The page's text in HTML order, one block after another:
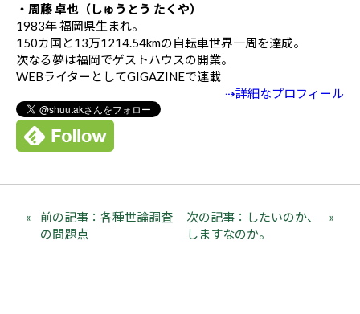
・周藤 卓也（しゅうとう たくや）
1983年 福岡県生まれ。
150カ国と13万1214.54kmの自転車世界一周を達成。
次なる夢は福岡でゲストハウスの開業。
WEBライターとしてGIGAZINEで連載
⇢詳細なプロフィール
前の記事：各種世論調査
の問題点
次の記事：したいのか、
しますなのか。